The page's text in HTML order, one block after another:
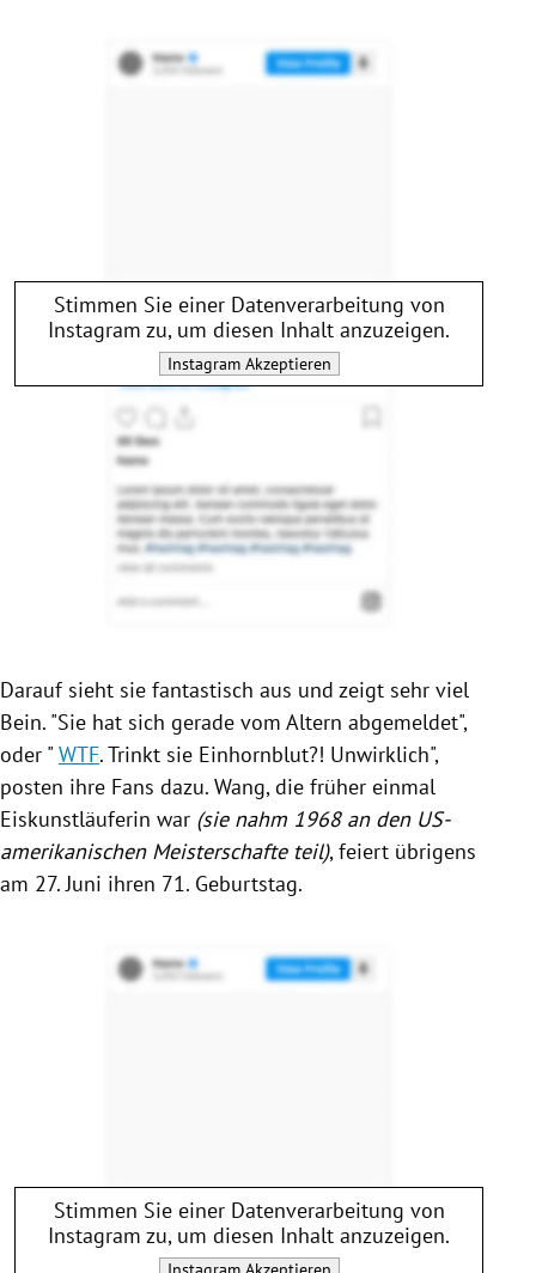
Stimmen Sie einer Datenverarbeitung von
Instagram zu, um diesen Inhalt anzuzeigen.
InstagramAkzeptieren
Darauf sieht sie fantastisch aus und zeigt sehr viel
Bein. "Sie hat sich gerade vom Altern abgemeldet",
oder " WTF. Trinkt sie Einhornblut?! Unwirklich",
posten ihre Fans dazu. Wang, die früher einmal
Eiskunstläuferin war (sie nahm 1968 an den US-
amerikanischen Meisterschafte teil), feiert übrigens
am 27. Juni ihren 71. Geburtstag.
Stimmen Sie einer Datenverarbeitung von
Instagram zu, um diesen Inhalt anzuzeigen.